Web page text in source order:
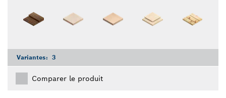
Variantes: 3
Comparer le produit